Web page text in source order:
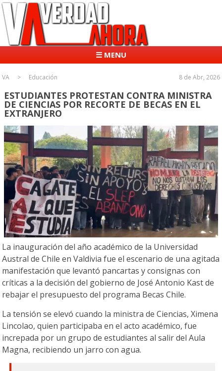
☰ MENU
VA Educación 8 de Abr, 2026
ESTUDIANTES PROTESTAN CONTRA MINISTRA
DE CIENCIAS POR RECORTE DE BECAS EN EL
EXTRANJERO
La inauguración del año académico de la Universidad
Austral de Chile en Valdivia fue el escenario de una agitada
manifestación que levantó pancartas y consignas con
críticas a la decisión del gobierno de José Antonio Kast de
rebajar el presupuesto del programa Becas Chile.
La tensión se elevó cuando la ministra de Ciencias, Ximena
Lincolao, quien participaba en el acto académico, fue
increpada por un grupo de estudiantes al salir del Aula
Magna, recibiendo un jarro con agua.